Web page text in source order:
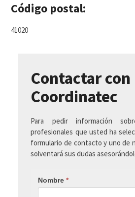
Código postal:
41020
Contactar con
Coordinatec
Para pedir información
profesionales que usted ha
formulario de contacto y uno de
solventará sus dudas
Nombre*